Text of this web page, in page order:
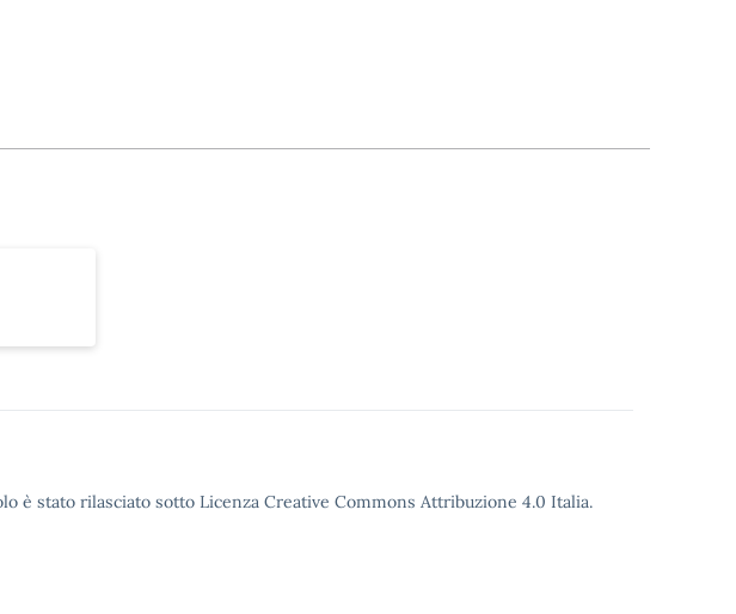
è stato rilasciato sotto Licenza Creative Commons Attribuzione 4.0 Italia.